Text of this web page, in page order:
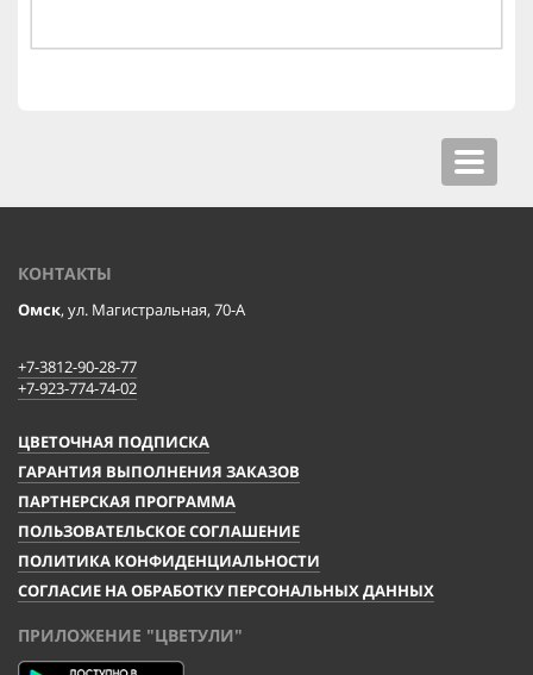
Toggle
КОНТАКТЫ
Омск, ул. Магистральная, 70-А
+7-3812-90-28-77
+7-923-774-74-02
ЦВЕТОЧНАЯ ПОДПИСКА
ГАРАНТИЯ ВЫПОЛНЕНИЯ ЗАКАЗОВ
ПАРТНЕРСКАЯ ПРОГРАММА
ПОЛЬЗОВАТЕЛЬСКОЕ СОГЛАШЕНИЕ
ПОЛИТИКА КОНФИДЕНЦИАЛЬНОСТИ
СОГЛАСИЕ НА ОБРАБОТКУ ПЕРСОНАЛЬНЫХ ДАННЫХ
ПРИЛОЖЕНИЕ "ЦВЕТУЛИ"